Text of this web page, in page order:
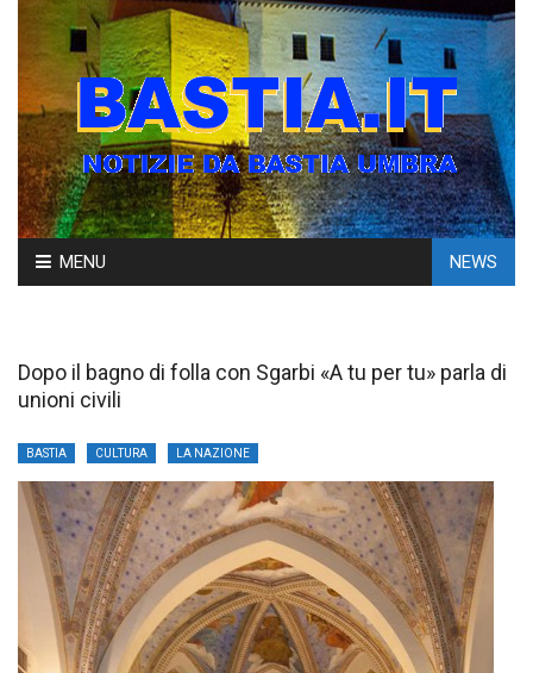
Skip
to
MENU NEWS
Dopo il bagno di folla con Sgarbi «A tu per tu» parla di
unioni civili
BASTIA CULTURA LA NAZIONE